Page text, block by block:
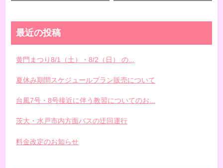
最近の投稿
黄門まつり8/1（土）・8/2（日） の...
夏休み期間スケジュールプラン販売について
台風7号・8号接近に伴う教習についてのお...
茨大・水戸市内方面バスの迂回運行
料金改定のお知らせ